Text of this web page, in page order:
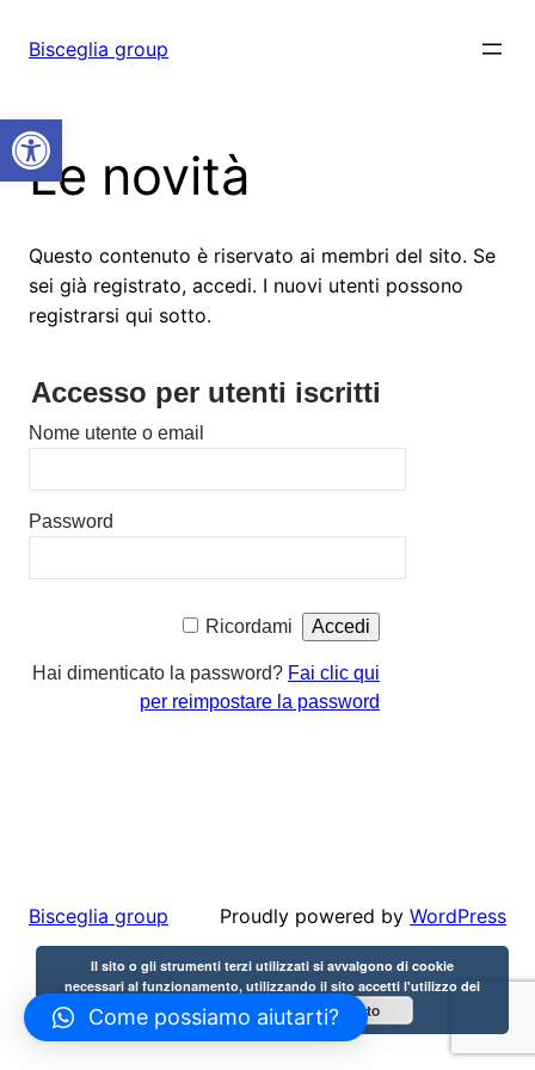
Open toolbar
Bisceglia group
Le novità
Questo contenuto è riservato ai membri del sito. Se
sei già registrato, accedi. I nuovi utenti possono
registrarsi qui sotto.
Accesso per utenti iscritti
Nome utente o email
Password
Ricordami
Hai dimenticato la password? Fai clic qui
per reimpostare la password
Bisceglia group Proudly powered by WordPress
Come possiamo aiutarti?
Il sito o gli strumenti terzi utilizzati si avvalgono di cookie
necessari al funzionamento, utilizzando il sito accetti l'utilizzo dei
cookie.Cookie Policy Accetto